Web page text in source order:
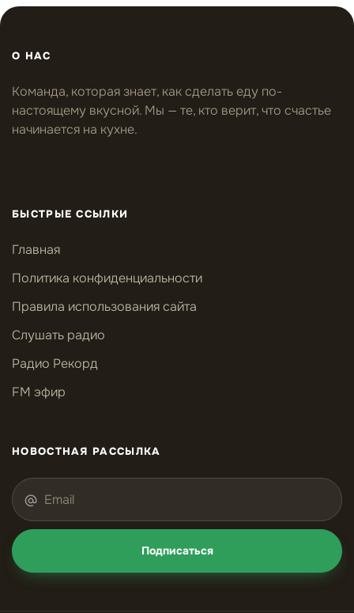
О НАС
Команда, которая знает, как сделать еду по-
настоящему вкусной. Мы — те, кто верит, что счастье
начинается на кухне.
БЫСТРЫЕ ССЫЛКИ
Главная
Политика конфиденциальности
Правила использования сайта
Слушать радио
Радио Рекорд
FM эфир
НОВОСТНАЯ РАССЫЛКА
Подписаться